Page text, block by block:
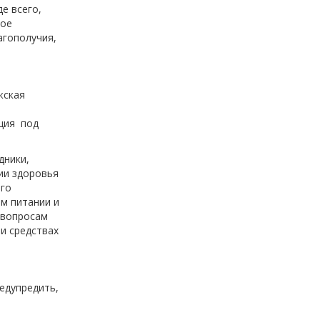
всего,
под
здоровья
питании и
средствах